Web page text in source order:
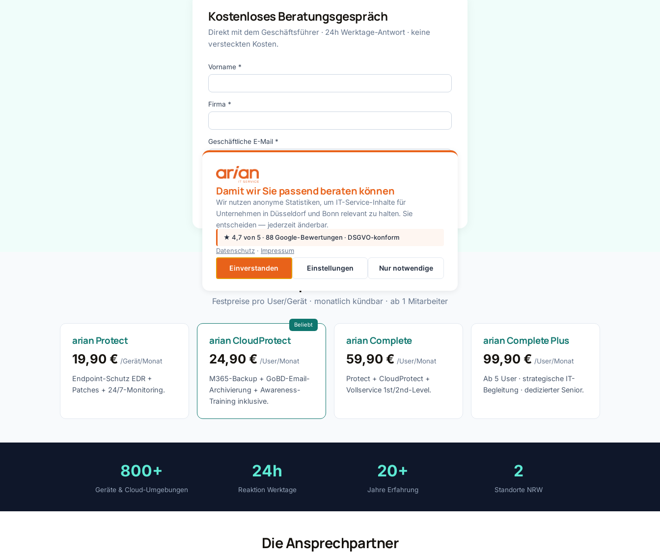
Kostenloses Beratungsgespräch
Direkt mit dem Geschäftsführer · 24h Werktage-Antwort · keine
versteckten Kosten.
Vorname *
Firma *
Geschäftliche E-Mail *
Daten nur für die Anfrage. Keine Newsletter.
Transparente Pakete
Festpreise pro User/Gerät · monatlich kündbar · ab 1 Mitarbeiter
arian Protect
19,90 € /Gerät/Monat
Endpoint-Schutz EDR +
Patches + 24/7-Monitoring.
Beliebt
arian CloudProtect
24,90 € /User/Monat
M365-Backup + GoBD-Email-
Archivierung + Awareness-
Training inklusive.
arian Complete
59,90 € /User/Monat
Protect + CloudProtect +
Vollservice 1st/2nd-Level.
arian Complete Plus
99,90 € /User/Monat
Ab 5 User · strategische IT-
Begleitung · dedizierter Senior.
800+
Geräte & Cloud-Umgebungen
24h
Reaktion Werktage
20+
Jahre Erfahrung
2
Standorte NRW
Die Ansprechpartner
Damit wir Sie passend beraten können
Wir nutzen anonyme Statistiken, um IT-Service-Inhalte für
Unternehmen in Düsseldorf und Bonn relevant zu halten. Sie
entscheiden — jederzeit änderbar.
★ 4,7 von 5 · 88 Google-Bewertungen · DSGVO-konform
Datenschutz · Impressum
Einverstanden Einstellungen Nur notwendige